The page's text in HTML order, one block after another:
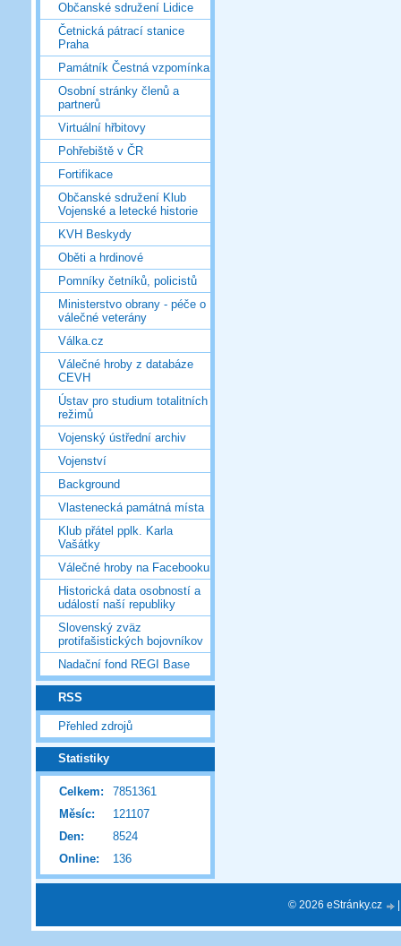
Občanské sdružení Lidice
Četnická pátrací stanice
Praha
Památník Čestná vzpomínka
Osobní stránky členů a
partnerů
Virtuální hřbitovy
Pohřebiště v ČR
Fortifikace
Občanské sdružení Klub
Vojenské a letecké historie
KVH Beskydy
Oběti a hrdinové
Pomníky četníků, policistů
Ministerstvo obrany - péče o
válečné veterány
Válka.cz
Válečné hroby z databáze
CEVH
Ústav pro studium totalitních
režimů
Vojenský ústřední archiv
Vojenství
Background
Vlastenecká památná místa
Klub přátel pplk. Karla
Vašátky
Válečné hroby na Facebooku
Historická data osobností a
událostí naší republiky
Slovenský zväz
protifašistických bojovníkov
Nadační fond REGI Base
RSS
Přehled zdrojů
Statistiky
Online: 136
Celkem:
7851361
Měsíc:
121107
Den:
8524
© 2026 eStránky.cz